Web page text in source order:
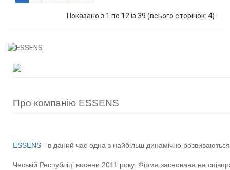
Показано з 1 по 12 із 39 (всього сторінок: 4)
Про компанію ESSENS
ESSENS - в даний час одна з найбільш динамічно
Чеській Республіці восени 2011 року. Фірма заснована на